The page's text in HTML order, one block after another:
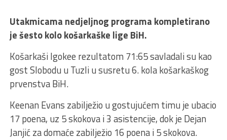
Utakmicama nedjeljnog programa kompletirano
je šesto kolo košarkaške lige BiH.
Košarkaši Igokee rezultatom 71:65 savladali su kao
gost Slobodu u Tuzli u susretu 6. kola košarkaškog
prvenstva BiH.
Keenan Evans zabilježio u gostujućem timu je ubacio
17 poena, uz 5 skokova i 3 asistencije, dok je Dejan
Janjić za domaće zabilježio 16 poena i 5 skokova.